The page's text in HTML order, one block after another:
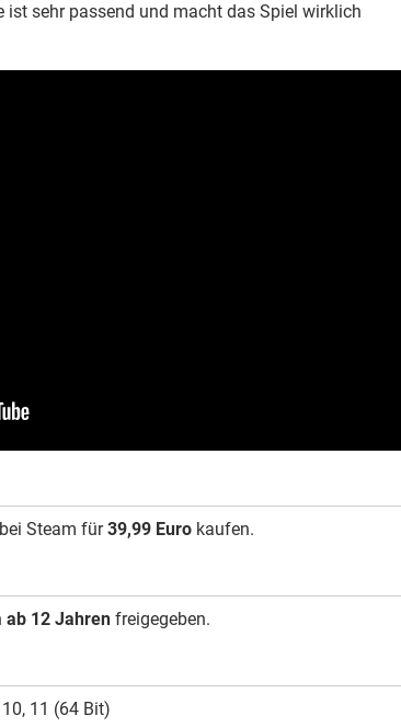
sehr passend und macht das Spiel wirklich
Steam für39,99 Euro kaufen.
ab 12 Jahren freigegeben.
11 (64 Bit)